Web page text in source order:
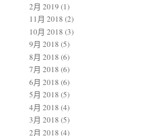
2月 2019 (1)
11月 2018 (2)
10月 2018 (3)
9月 2018 (5)
8月 2018 (6)
7月 2018 (6)
6月 2018 (6)
5月 2018 (5)
4月 2018 (4)
3月 2018 (5)
2月 2018 (4)